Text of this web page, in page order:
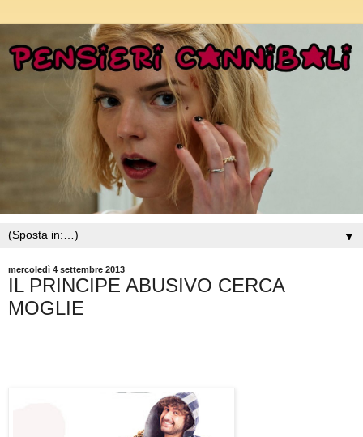
▼
mercoledì 4 settembre 2013
IL PRINCIPE ABUSIVO CERCA
MOGLIE